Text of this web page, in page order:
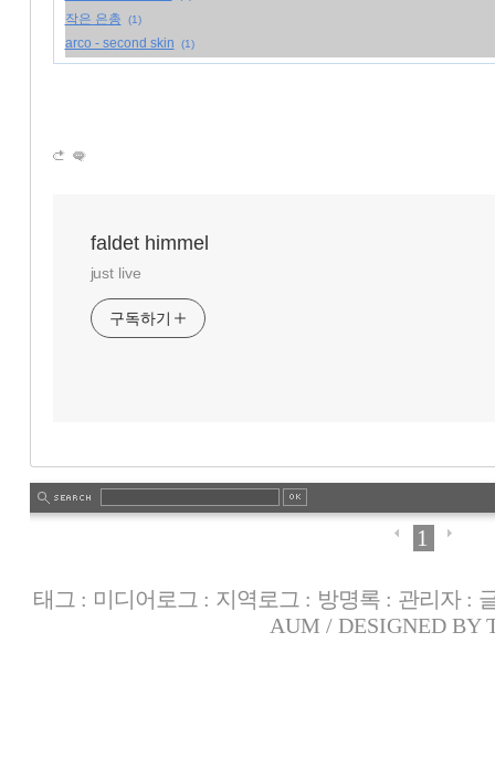
작은 은총 (1)
arco - second skin (1)
faldet himmel
just live
구독하기
1
태그 : 미디어로그 : 지역로그 : 방명록 : 관리자:
AUM / DESIGNED BY